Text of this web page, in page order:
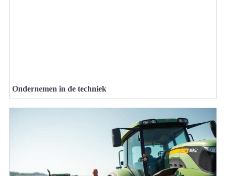
Ondernemen in de techniek